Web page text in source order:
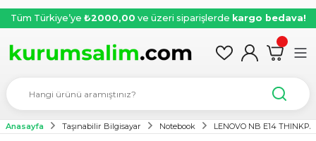
Tüm Türkiye’ye ₺2000,00 ve üzeri siparişlerde kargo bedava!
Anasayfa Taşınabilir Bilgisayar Notebook LENOVO NB E14